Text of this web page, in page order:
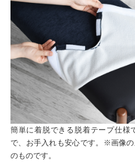
簡単に着脱できる脱着テープ仕様
で、お手入れも安心です。※画像
のものです。